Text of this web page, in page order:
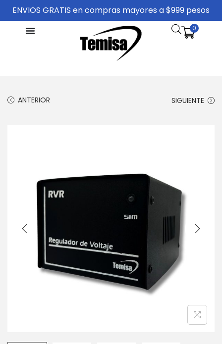
ENVIOS GRATIS en compras mayores a $999 pesos
0
ANTERIOR SIGUIENTE